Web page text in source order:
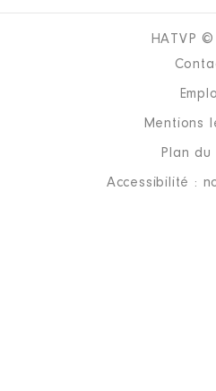
HATVP
Mentions
Plan du
Accessibilité :